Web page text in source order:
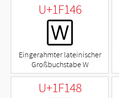
U+1F146
🅆
Eingerahmter lateinischer
Großbuchstabe W
U+1F148